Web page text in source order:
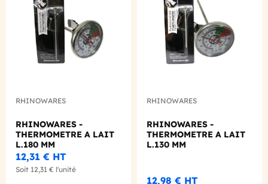
RHINOWARES
RHINOWARES -
THERMOMETRE A LAIT
L.180 MM
12,31 € HT
Soit 12,31 € l'unité
RHINOWARES
RHINOWARES -
THERMOMETRE A LAIT
L.130 MM
12,98 € HT